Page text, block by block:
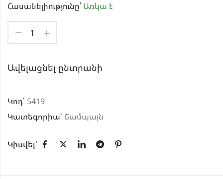
Հասանելիությունը՝ Առկա է
Ավելացնել ընտրանի
Կոդ՝ 5419
Կատեգորիա՝ Շամպայն
Կիսվել՝